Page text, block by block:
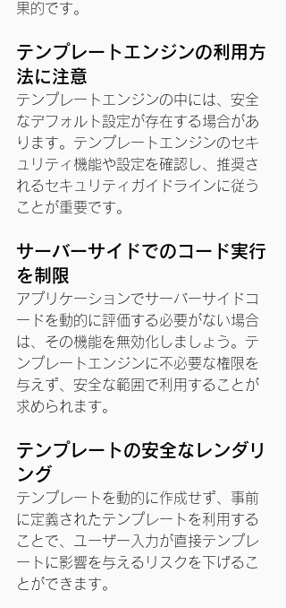
果的です。
テンプレートエンジンの利用方
法に注意
テンプレートエンジンの中には、安全
なデフォルト設定が存在する場合があ
ります。テンプレートエンジンのセキ
ュリティ機能や設定を確認し、推奨さ
れるセキュリティガイドラインに従う
ことが重要です。
サーバーサイドでのコード実行
を制限
アプリケーションでサーバーサイドコ
ードを動的に評価する必要がない場合
は、その機能を無効化しましょう。テ
ンプレートエンジンに不必要な権限を
与えず、安全な範囲で利用することが
求められます。
テンプレートの安全なレンダリ
ング
テンプレートを動的に作成せず、事前
に定義されたテンプレートを利用する
ことで、ユーザー入力が直接テンプレ
ートに影響を与えるリスクを下げるこ
とができます。